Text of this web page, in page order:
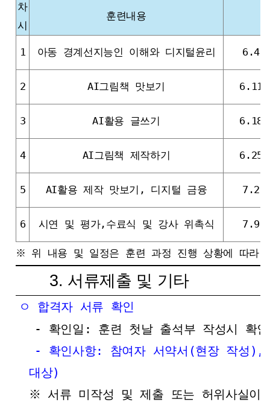
차
시
훈련내용
1 아동 경계선지능인 이해와 디지털윤리
2 AI그림책 맛보기
3 AI활용 글쓰기
4 AI그림책 제작하기
5 AI활용 제작 맛보기, 디지털 금융
6 시연 및 평가,수료식 및 강사 위촉식
※ 위 내용 및 일정은 훈련 과정 진행 상황에 따라
3. 서류제출 및 기타
ㅇ 합격자 서류 확인
- 확인일: 훈련 첫날 출석부 작성시 확인
- 확인사항: 참여자 서약서(현장 작성),
대상)
※ 서류 미작성 및 제출 또는 허위사실이